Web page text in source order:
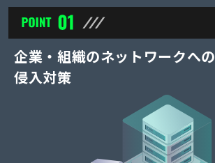
企業・組織のネットワークへの
侵入対策